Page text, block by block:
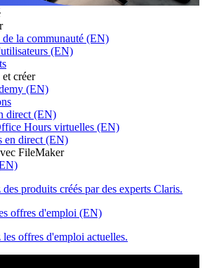
de la communauté (EN)
(EN)
créer
(EN)
direct (EN)
Hours virtuelles (EN)
en direct (EN)
FileMaker
produits créés par des experts Claris.
offres d'emploi (EN)
offres d'emploi actuelles.